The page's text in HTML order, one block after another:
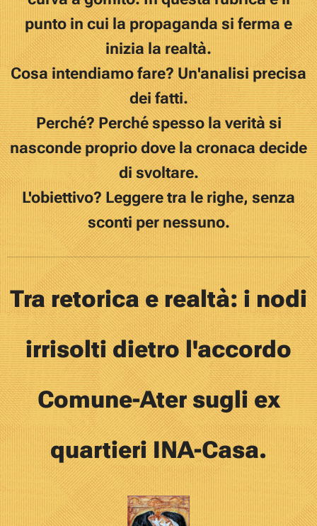
punto in cui la propaganda si ferma e
inizia la realtà.
Cosaintendiamo fare? Un'analisi precisa
dei fatti.
Perché? Perché spesso la verità si
nasconde proprio dove la cronaca decide
di svoltare.
L'obiettivo? Leggere tra le righe, senza
sconti per nessuno.
Tra retorica e realtà: i nodi
irrisolti dietro l'accordo
Comune-Ater sugli ex
quartieri INA-Casa.